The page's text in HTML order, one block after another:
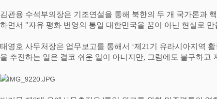
김관용 수석부의장은 기조연설을 통해 북한의 두 개 국가론과
하면서 "자유 평화 번영의 통일 대한민국을 꿈이 아닌 현실로 만
태영호 사무처장은 업무보고를 통해서 ‘제 21 기 유라시아지역
을 추진하는 일은 결코 쉬운 일이 아니지만, 그럼에도 불구하고